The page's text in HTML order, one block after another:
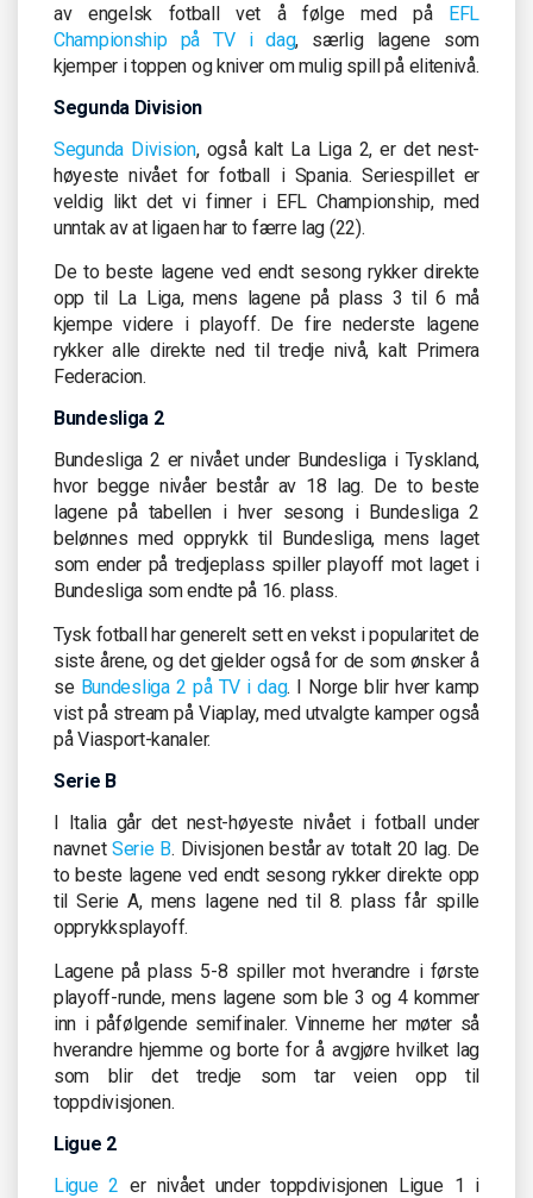
av engelsk fotball vet å følge med på EFL
Championship på TV i dag, særlig lagene som
kjemper i toppen og kniver om mulig spill på elitenivå.
Segunda Division
Segunda Division, også kalt La Liga 2, er det nest-
høyeste nivået for fotball i Spania. Seriespillet er
veldig likt det vi finner i EFL Championship, med
unntak av at ligaen har to færre lag (22).
De to beste lagene ved endt sesong rykker direkte
opp til La Liga, mens lagene på plass 3 til 6 må
kjempe videre i playoff. De fire nederste lagene
rykker alle direkte ned til tredje nivå, kalt Primera
Federacion.
Bundesliga 2
Bundesliga 2 er nivået under Bundesliga i Tyskland,
hvor begge nivåer består av 18 lag. De to beste
lagene på tabellen i hver sesong i Bundesliga 2
belønnes med opprykk til Bundesliga, mens laget
som ender på tredjeplass spiller playoff mot laget i
Bundesliga som endte på 16. plass.
Tysk fotball har generelt sett en vekst i popularitet de
siste årene, og det gjelder også for de som ønsker å
se Bundesliga 2 på TV i dag. I Norge blir hver kamp
vist på stream på Viaplay, med utvalgte kamper også
på Viasport-kanaler.
Serie B
I Italia går det nest-høyeste nivået i fotball under
navnetSerie B. Divisjonen består av totalt 20 lag. De
to beste lagene ved endt sesong rykker direkte opp
til Serie A, mens lagene ned til 8. plass får spille
opprykksplayoff.
Lagene på plass 5-8 spiller mot hverandre i første
playoff-runde, mens lagene som ble 3 og 4 kommer
inn i påfølgende semifinaler. Vinnerne her møter så
hverandre hjemme og borte for å avgjøre hvilket lag
som blir det tredje som tar veien opp til
toppdivisjonen.
Ligue 2
Ligue 2 er nivået under toppdivisjonen Ligue 1 i